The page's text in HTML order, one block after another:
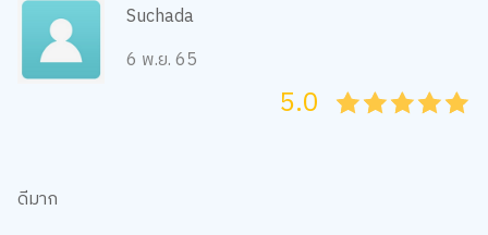
Suchada
6 พ.ย. 65
45
4
35
3
25
2
15
1
05
5.0
ดีมาก